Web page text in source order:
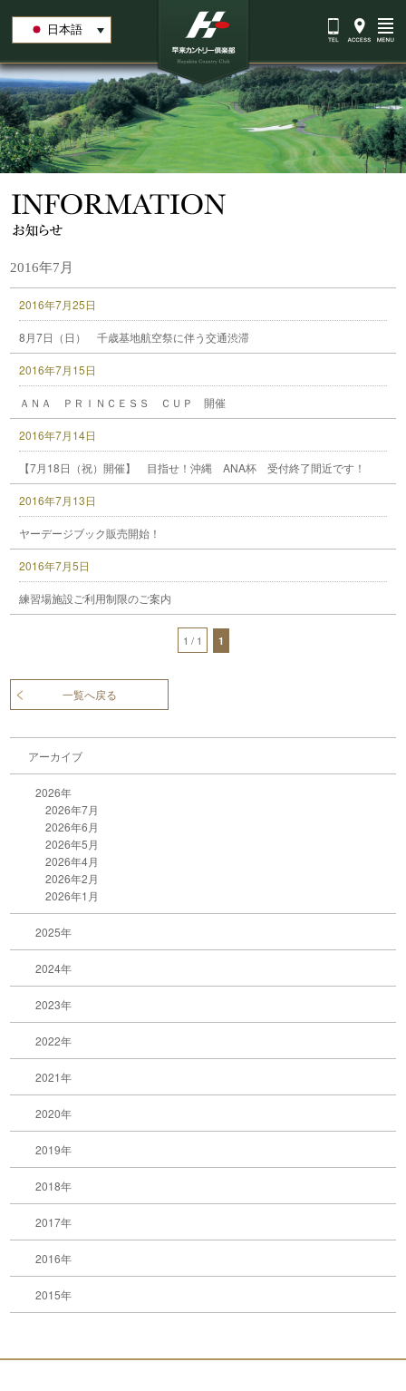
日本語
2016年7月
2016年7月25日
8月7日（日） 千歳基地航空祭に伴う交通渋滞
2016年7月15日
ＡＮＡ ＰＲＩＮＣＥＳＳ ＣＵＰ 開催
2016年7月14日
【7月18日（祝）開催】 目指せ！沖縄 ANA杯 受付終了間近です！
2016年7月13日
ヤーデージブック販売開始！
2016年7月5日
練習場施設ご利用制限のご案内
1 / 1 1
一覧へ戻る
アーカイブ
2026年
2026年7月
2026年6月
2026年5月
2026年4月
2026年2月
2026年1月
2025年
2024年
2023年
2022年
2021年
2020年
2019年
2018年
2017年
2016年
2015年